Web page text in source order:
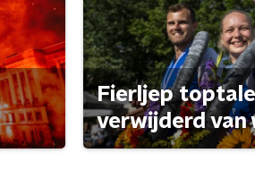
Fierljep
verwijderd van